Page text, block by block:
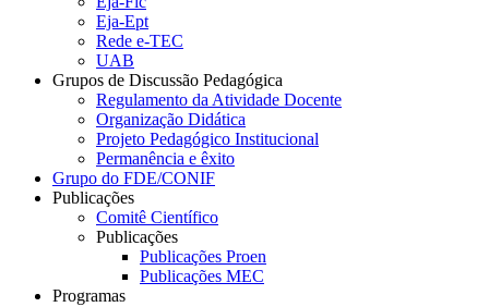
Eja-Ept
Rede e-TEC
UAB
Grupos de Discussão Pedagógica
Regulamento da Atividade Docente
Organização Didática
Projeto Pedagógico Institucional
Permanência e êxito
Grupo do FDE/CONIF
Publicações
Comitê Científico
Publicações
Publicações Proen
Publicações MEC
Programas